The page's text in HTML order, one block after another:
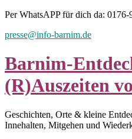
Skip
content
Per WhatsAPP für dich da: 0176-
presse@info-barnim.de
Barnim-
(R)Auszeiten
Geschichten, Orte & kleine
Innehalten, Mitgehen und